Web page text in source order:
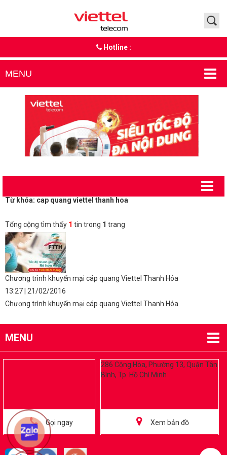
Hotline :
MENU
Từ khóa: cap quang viettel thanh hoa
Tổng cộng tìm thấy 1 tin trong 1 trang
Chương trình khuyến mại cáp quang Viettel Thanh Hóa
13:27 | 21/02/2016
Chương trình khuyến mại cáp quang Viettel Thanh Hóa
MENU
Gọi ngay
286 Cộng Hòa, Phường 13, Quận Tân
Bình, Tp. Hồ Chí Minh
Xem bản đồ